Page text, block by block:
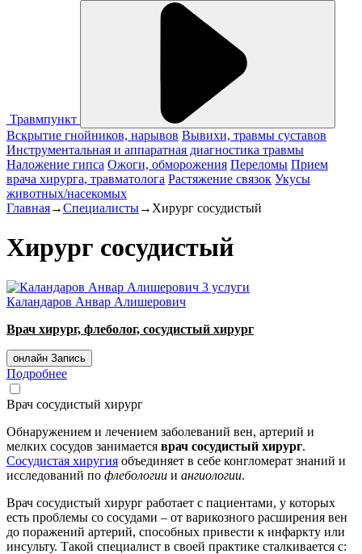
Травмпункт
Вскрытие гнойников, нарывов Вывихи, травмы суставов
Инструментальная и аппаратная диагностика травмы
Наложение гипса Ожоги, обморожения Переломы Прием
врача хирурга, травматолога Растяжение связок Укусы
животных/насекомых
Главная→Специалисты→ Хирург сосудистый
Хирург сосудистый
3 услуги
Каландаров Анвар Алишерович
Врач хирург, флеболог, сосудистый хирург
онлайн Запись
Подробнее
Врач сосудистый хирург
Обнаружением и лечением заболеваний вен, артерий и
мелких сосудов занимается врач сосудистый хирург.
Сосудистая хиругия объединяет в себе конгломерат знаний и
исследований по флебологии и ангиологии.
Врач сосудистый хирург работает с пациентами, у которых
есть проблемы со сосудами – от варикозного расширения вен
до поражений артерий, способных привести к инфаркту или
инсульту. Такой специалист в своей практике сталкивается с: